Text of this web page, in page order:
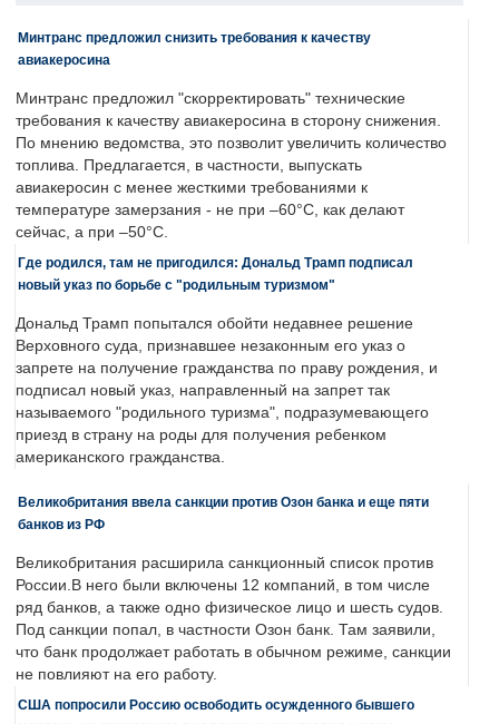
Минтранс предложил снизить требования к качеству
авиакеросина
Минтранс предложил "скорректировать" технические
требования к качеству авиакеросина в сторону снижения.
По мнению ведомства, это позволит увеличить количество
топлива. Предлагается, в частности, выпускать
авиакеросин с менее жесткими требованиями к
температуре замерзания - не при –60°C, как делают
сейчас, а при –50°C.
Где родился, там не пригодился: Дональд Трамп подписал
новый указ по борьбе с "родильным туризмом"
Дональд Трамп попытался обойти недавнее решение
Верховного суда, признавшее незаконным его указ о
запрете на получение гражданства по праву рождения, и
подписал новый указ, направленный на запрет так
называемого "родильного туризма", подразумевающего
приезд в страну на роды для получения ребенком
американского гражданства.
Великобритания ввела санкции против Озон банка и еще пяти
банков из РФ
Великобритания расширила санкционный список против
России.В него были включены 12 компаний, в том числе
ряд банков, а также одно физическое лицо и шесть судов.
Под санкции попал, в частности Озон банк. Там заявили,
что банк продолжает работать в обычном режиме, санкции
не повлияют на его работу.
США попросили Россию освободить осужденного бывшего